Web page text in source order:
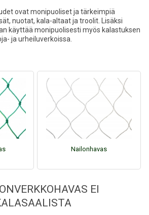
ovat monipuoliset ja tärkeimpiä
nuotat, kala-altaat ja troolit. Lisäksi
käyttää monipuolisesti myös kalastuksen
ja urheiluverkoissa.
Nailonhavas
EI